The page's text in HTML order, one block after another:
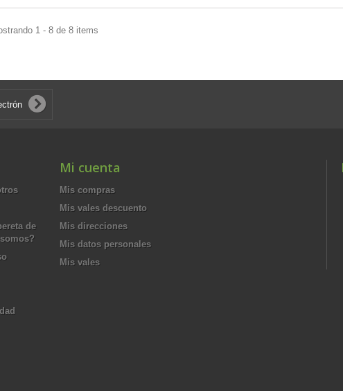
1 - 8 de 8 items
de
Mi cuenta
Mis compras
Mis vales descuento
Mis direcciones
Mis datos personales
Mis vales